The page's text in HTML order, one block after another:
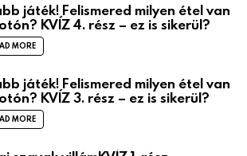
játék! Felismered milyen étel van
KVÍZ 4. rész – ez is sikerül?
MORE
játék! Felismered milyen étel van
KVÍZ 3. rész – ez is sikerül?
MORE